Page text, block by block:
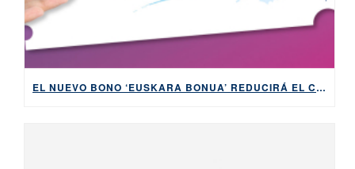
EL NUEVO BONO ‘EUSKARA BONUA’ REDUCIRÁ EL COSTE Y LA BUROCRACIA PARA APRENDER EUSKERA DESDE CERO